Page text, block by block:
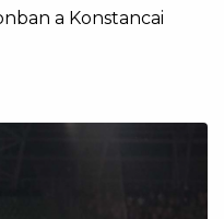
a Konstancai